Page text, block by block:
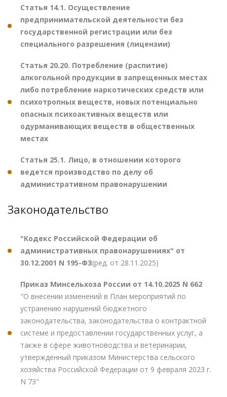
Статья 14.1. Осуществление
предпринимательской деятельности без
государственной регистрации или без
специального разрешения (лицензии)
Статья 20.20. Потребление (распитие)
алкогольной продукции в запрещенных местах
либо потребление наркотических средств или
психотропных веществ, новых потенциально
опасных психоактивных веществ или
одурманивающих веществ в общественных
местах
Статья 25.1. Лицо, в отношении которого
ведется производство по делу об
административном правонарушении
Законодательство
"Кодекс Российской Федерации об
административных правонарушениях" от
30.12.2001 N 195-ФЗ(ред. от 28.11.2025)
Приказ Минсельхоза России от 14.10.2025 N 662
"О внесении изменений в План мероприятий по
устранению нарушений бюджетного
законодательства, законодательства о контрактной
системе и предоставлении государственных услуг, а
также в сфере животноводства и ветеринарии,
утвержденный приказом Министерства сельского
хозяйства Российской Федерации от 9 февраля 2023 г.
N 73"